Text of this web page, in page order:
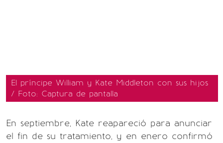
El príncipe William y Kate Middleton con sus hijos
/ Foto: Captura de pantalla
En septiembre, Kate reapareció para anunciar
el fin de su tratamiento, y en enero confirmó